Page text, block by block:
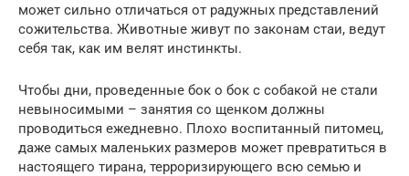
может сильно отличаться от радужных представлений
сожительства. Животные живут по законам стаи, ведут
себя так, как им велят инстинкты.
Чтобы дни, проведенные бок о бок с собакой не стали
невыносимыми – занятия со щенком должны
проводиться ежедневно. Плохо воспитанный питомец,
даже самых маленьких размеров может превратиться в
настоящего тирана, терроризирующего всю семью и